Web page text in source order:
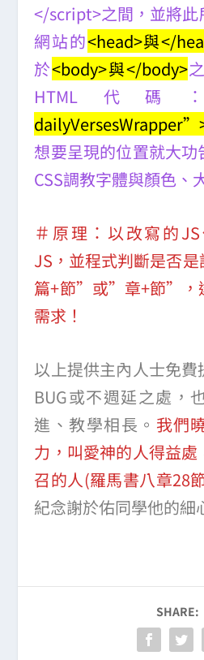
</script>之間，並將此
網站的<head>與</
於<body>與</body>
HTML代碼
想要呈現的位置就大
CSS調教字體與顏色、
＃原理：以改寫的
JS，並程式判斷是否
篇+節”或”章+節”，
需求！
以上提供主內人士免
BUG或不週延之處，
進、教學相長。 我們
力，叫愛神的人得益
召的人(羅馬書八章28
紀念謝於佑同學他的細
SHARE: